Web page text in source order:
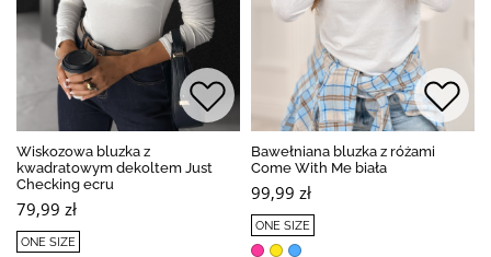
Wiskozowa bluzka z
kwadratowym dekoltem Just
Checking ecru
79,99 zł
ONE SIZE
Bawełniana bluzka z różami
Come With Me biała
99,99 zł
ONE SIZE